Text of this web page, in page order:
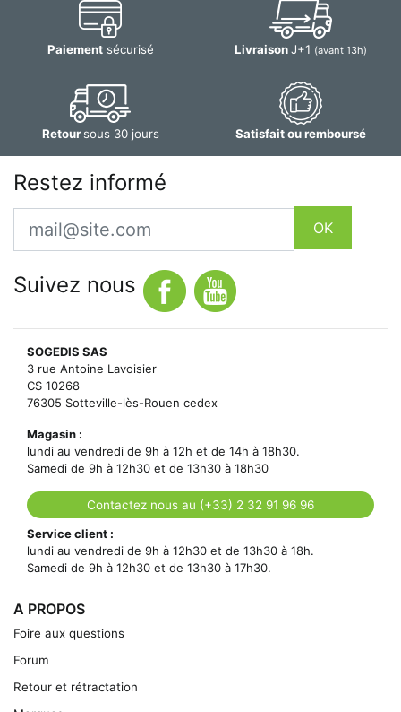
Paiementsécurisé LivraisonJ+1 (avant 13h)
Retoursous 30 jours Satisfait ou remboursé
Restez informé
Email
OK
Suivez nous
SOGEDIS SAS
3 rue Antoine Lavoisier
CS 10268
76305 Sotteville-lès-Rouen cedex
Magasin :
lundi au vendredi de 9h à 12h et de 14h à 18h30.
Samedi de 9h à 12h30 et de 13h30 à 18h30
Contactez nous au (+33) 2 32 91 96 96
Service client :
lundi au vendredi de 9h à 12h30 et de 13h30 à 18h.
Samedi de 9h à 12h30 et de 13h30 à 17h30.
A PROPOS
Foire aux questions
Forum
Retour et rétractation